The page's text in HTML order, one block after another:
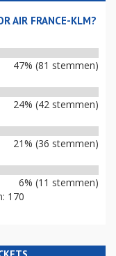
AIR FRANCE-KLM?
47% (81 stemmen)
24% (42 stemmen)
21% (36 stemmen)
6% (11 stemmen)
170